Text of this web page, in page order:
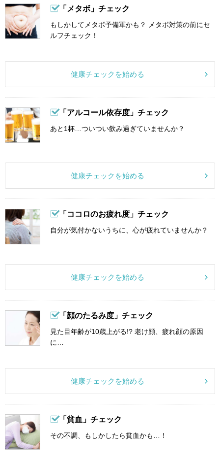
「メタボ」チェック
もしかしてメタボ予備軍かも？ メタボ対策の前にセ
ルフチェック！
健康チェックを始める
「アルコール依存度」チェック
あと1杯…ついつい飲み過ぎていませんか？
健康チェックを始める
「ココロのお疲れ度」チェック
自分が気付かないうちに、心が疲れていませんか？
健康チェックを始める
「顔のたるみ度」チェック
見た目年齢が10歳上がる!? 老け顔、疲れ顔の原因
に…
健康チェックを始める
「貧血」チェック
その不調、もしかしたら貧血かも…！